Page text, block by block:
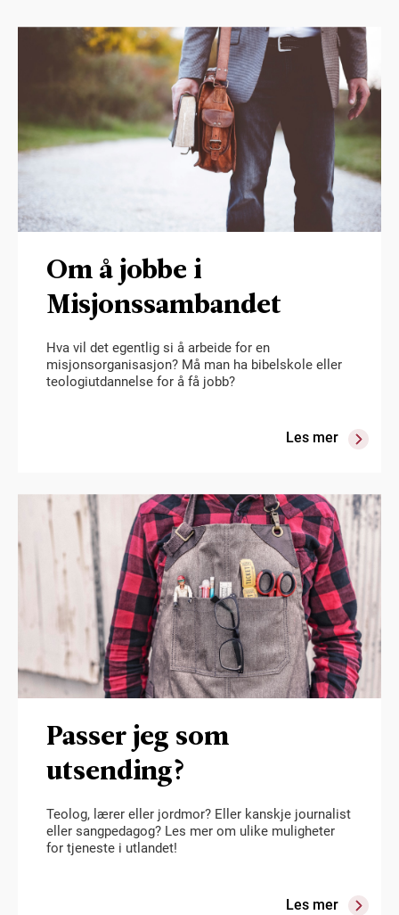
Om å jobbe i
Misjonssambandet
Hva vil det egentlig si å arbeide for en
misjonsorganisasjon? Må man ha bibelskole eller
teologiutdannelse for å få jobb?
Les mer
Passer jeg som
utsending?
Teolog, lærer eller jordmor? Eller kanskje journalist
eller sangpedagog? Les mer om ulike muligheter
for tjeneste i utlandet!
Les mer